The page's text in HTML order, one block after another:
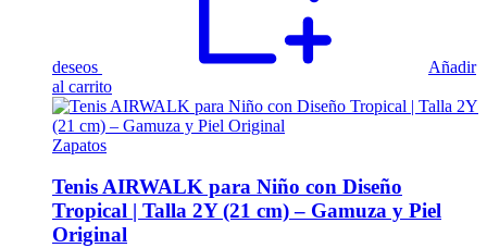
deseos
Añadir
al carrito
Zapatos
Tenis AIRWALK para Niño con Diseño
Tropical | Talla 2Y (21 cm) – Gamuza y Piel
Original